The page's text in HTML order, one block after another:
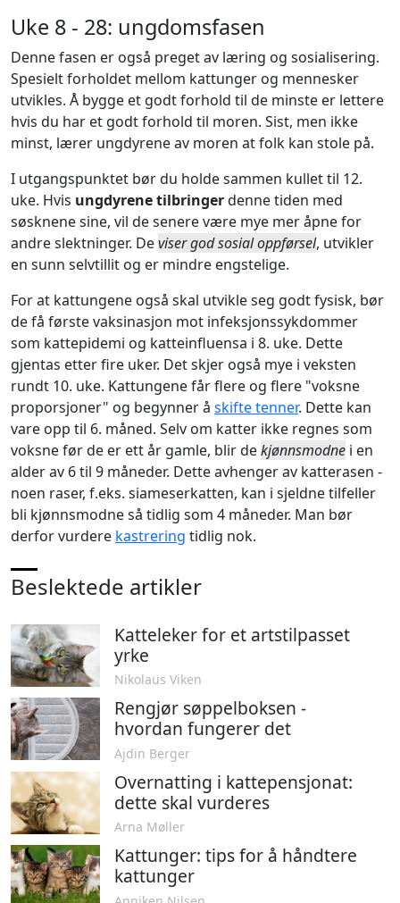
Uke 8 - 28: ungdomsfasen
Denne fasen er også preget av læring og sosialisering.
Spesielt forholdet mellom kattunger og mennesker
utvikles. Å bygge et godt forhold til de minste er lettere
hvis du har et godt forhold til moren. Sist, men ikke
minst, lærer ungdyrene av moren at folk kan stole på.
I utgangspunktet bør du holde sammen kullet til 12.
uke. Hvis ungdyrene tilbringerdenne tiden med
søsknene sine, vil de senere være mye mer åpne for
andre slektninger. Deviser god sosial oppførsel, utvikler
en sunn selvtillit og er mindre engstelige.
For at kattungene også skal utvikle seg godt fysisk, bør
de få første vaksinasjon mot infeksjonssykdommer
som kattepidemi og katteinfluensa i 8. uke. Dette
gjentas etter fire uker. Det skjer også mye i veksten
rundt 10. uke. Kattungene får flere og flere "voksne
proporsjoner" og begynner å skifte tenner. Dette kan
vare opp til 6. måned. Selv om katter ikke regnes som
voksne før de er ett år gamle, blir dekjønnsmodne i en
alder av 6 til 9 måneder. Dette avhenger av katterasen -
noen raser, f.eks. siameserkatten, kan i sjeldne tilfeller
bli kjønnsmodne så tidlig som 4 måneder. Man bør
derfor vurdere kastrering tidlig nok.
Beslektede artikler
Katteleker for et artstilpasset
yrke
Nikolaus Viken
Rengjør søppelboksen -
hvordan fungerer det
Ajdin Berger
Overnatting i kattepensjonat:
dette skal vurderes
Arna Møller
Kattunger: tips for å håndtere
kattunger